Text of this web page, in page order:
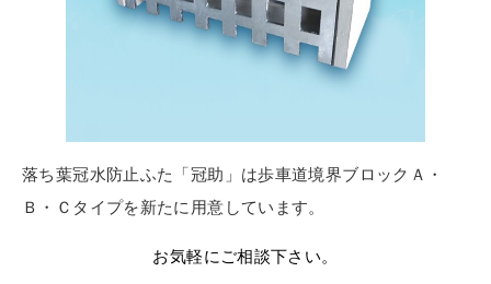
落ち葉冠水防止ふた「冠助」は歩車道境界ブロックＡ・
Ｂ・Ｃタイプを新たに用意しています。
お気軽にご相談下さい。